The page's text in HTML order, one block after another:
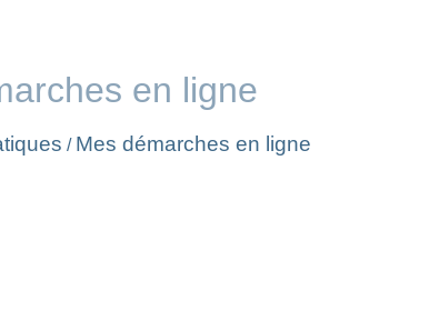
en ligne
/ Mes démarches en ligne